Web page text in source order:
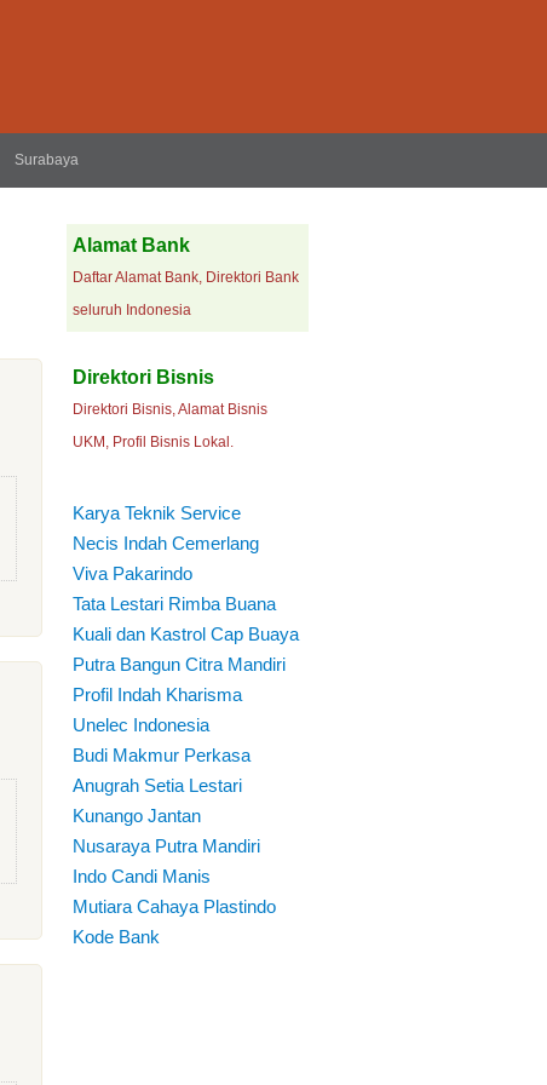
Surabaya
Alamat Bank
Daftar Alamat Bank, Direktori Bank
seluruh Indonesia
Direktori Bisnis
Direktori Bisnis, Alamat Bisnis
UKM, Profil Bisnis Lokal.
Karya Teknik Service
Necis Indah Cemerlang
Viva Pakarindo
Tata Lestari Rimba Buana
Kuali dan Kastrol Cap Buaya
Putra Bangun Citra Mandiri
Profil Indah Kharisma
Unelec Indonesia
Budi Makmur Perkasa
Anugrah Setia Lestari
Kunango Jantan
Nusaraya Putra Mandiri
Indo Candi Manis
Mutiara Cahaya Plastindo
Kode Bank